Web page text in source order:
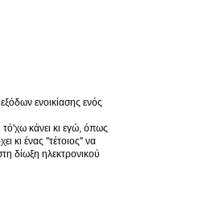
ενοικίασης ενός
τό'χω κάνει κι εγώ, όπως
κι ένας ''τέτοιος'' να
δίωξη ηλεκτρονικού